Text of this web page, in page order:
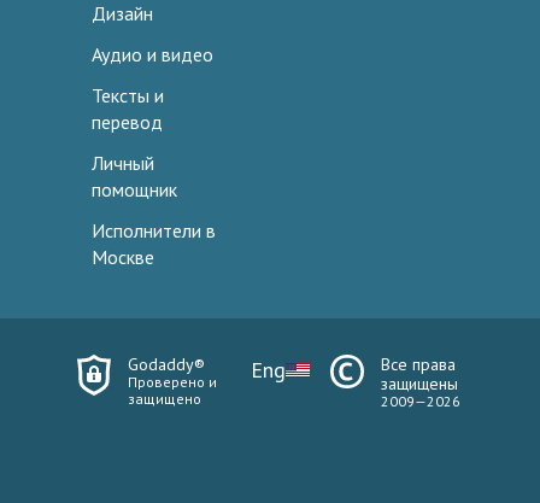
Дизайн
Аудио и видео
Тексты и
перевод
Личный
помощник
Исполнители в
Москве
Godaddy®
Проверено и
защищено
Eng
Все права
защищены
2009—2026